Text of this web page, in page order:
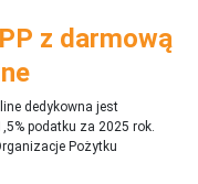
z darmową
dedykowna jest
podatku za 2025 rok.
Pożytku